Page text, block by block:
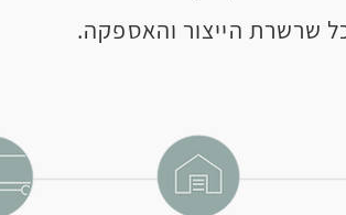
שרשרת הייצור והאספקה.